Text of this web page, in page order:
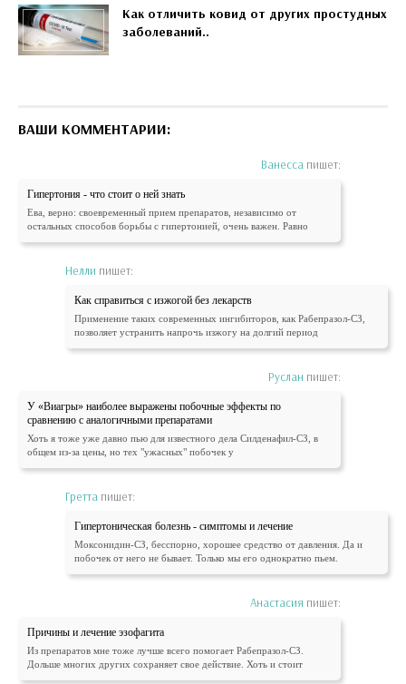
Как отличить ковид от других простудных
заболеваний..
ВАШИ КОММЕНТАРИИ:
Ванесса пишет:
Гипертония - что стоит о ней знать
Ева, верно: своевременный прием препаратов, независимо от
остальных способов борьбы с гипертонией, очень важен. Равно
Нелли пишет:
Как справиться с изжогой без лекарств
Применение таких современных ингибиторов, как Рабепразол-СЗ,
позволяет устранить напрочь изжогу на долгий период
Руслан пишет:
У «Виагры» наиболее выражены побочные эффекты по
сравнению с аналогичными препаратами
Хоть я тоже уже давно пью для известного дела Силденафил-СЗ, в
общем из-за цены, но тех "ужасных" побочек у
Гретта пишет:
Гипертоническая болезнь - симптомы и лечение
Моксонидин-СЗ, бесспорно, хорошее средство от давления. Да и
побочек от него не бывает. Только мы его однократно пьем.
Анастасия пишет:
Причины и лечение эзофагита
Из препаратов мне тоже лучше всего помогает Рабепразол-СЗ.
Дольше многих других сохраняет свое действие. Хоть и стоит